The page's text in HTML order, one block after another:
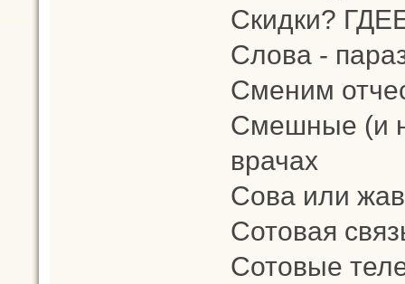
Скидки?
Слова -
Сменим
Смешные (и
врачах
Сова или
Сотовая
Сотовые